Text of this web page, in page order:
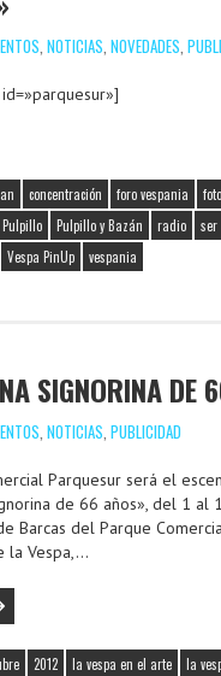
, NOTICIAS, NOVEDADES,
concentración foro vespania
Pulpillo Pulpillo y Bazán radio ser
Vespa PinUp vespania
SIGNORINA DE
, NOTICIAS, PUBLICIDAD
Parquesur será el
de 66 años», del 1
Barcas del Parque
la Vespa,…
2012 la vespa en el arte la